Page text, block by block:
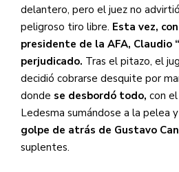
delantero, pero el juez no
peligroso tiro libre. Esta vez,
presidente de la AFA, Claudio
perjudicado. Tras el pitazo, el
decidió cobrarse desquite por
donde se desbordó todo, con
Ledesma sumándose a la pelea
golpe de atrás de Gustavo
suplentes.